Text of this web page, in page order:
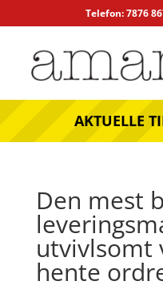
Telefon: 7876
AKTUELLE
Den mest
utvivlsomt
hente